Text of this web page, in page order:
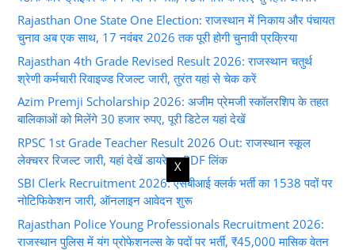
Rajasthan One State One Election: राजस्थान में निकाय और पंचायत
चुनाव अब एक साथ, 17 नवंबर 2026 तक पूरी होगी चुनावी प्रक्रिया
Rajasthan 4th Grade Revised Result 2026: राजस्थान चतुर्थ
श्रेणी कर्मचारी रिवाइज्ड रिजल्ट जारी, तुरंत यहां से चेक करें
Azim Premji Scholarship 2026: अजीम प्रेमजी स्कॉलरशिप के तहत
बालिकाओं को मिलेंगे 30 हजार रुपए, पूरी डिटेल यहां देखें
RPSC 1st Grade Teacher Result 2026 Out: राजस्थान स्कूल
लेक्चरर रिजल्ट जारी, यहां देखें डायरेक्ट PDF लिंक
SBI Clerk Recruitment 2026: एसबीआई क्लर्क भर्ती का 1538 पदों पर
नोटिफिकेशन जारी, ऑनलाइन आवेदन शुरू
Rajasthan Police Young Professionals Recruitment 2026:
राजस्थान पुलिस में यंग प्रोफेशनल्स के पदों पर भर्ती, ₹45,000 मासिक वेतन
X